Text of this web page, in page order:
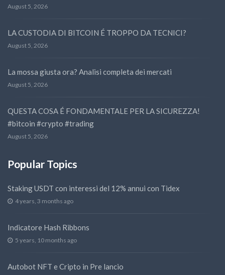
August 5, 2026
LA CUSTODIA DI BITCOIN É TROPPO DA TECNICI?
August 5, 2026
La mossa giusta ora? Analisi completa dei mercati
August 5, 2026
QUESTA COSA É FONDAMENTALE PER LA SICUREZZA!
#bitcoin #crypto #trading
August 5, 2026
Popular Topics
Staking USDT con interessi del 12% annui con Tidex
4 years, 3 months ago
Indicatore Hash Ribbons
5 years, 10 months ago
Autobot NFT e Cripto in Pre lancio